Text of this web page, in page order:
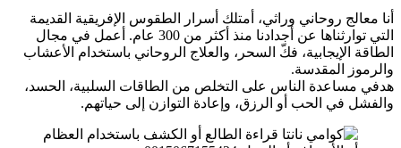
أنا معالج روحاني وراثي، أمتلك أسرار الطقوس الإفريقية القديمة
التي توارثناها عن أجدادنا منذ أكثر من 300 عام. أعمل في مجال
الطاقة الإيجابية، فكّ السحر، والعلاج الروحاني باستخدام الأعشاب
والرموز المقدسة.
هدفي مساعدة الناس على التخلص من الطاقات السلبية، الحسد،
والفشل في الحب أو الرزق، وإعادة التوازن إلى حياتهم.